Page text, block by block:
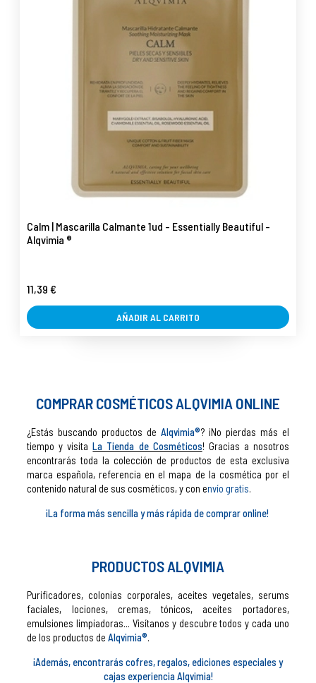
Calm | Mascarilla Calmante 1ud - Essentially Beautiful -
Alqvimia ®
11,39 €
AÑADIR AL CARRITO
COMPRAR COSMÉTICOS ALQVIMIA ONLINE
¿Estás buscando productos de Alqvimia®? ¡No pierdas más el
tiempo y visitaLa Tienda de Cosméticos! Gracias a nosotros
encontrarás toda la colección de productos de esta exclusiva
marca española, referencia en el mapa de la cosmética por el
contenido natural de sus cosméticos, y con envío gratis.
¡La forma más sencilla y más rápida de comprar online!
PRODUCTOS ALQVIMIA
Purificadores, colonias corporales, aceites vegetales, serums
faciales, lociones, cremas, tónicos, aceites portadores,
emulsiones limpiadoras... Visítanos y descubre todos y cada uno
de los productos deAlqvimia®.
¡Además, encontrarás cofres, regalos, ediciones especiales y
cajas experiencia Alqvimia!